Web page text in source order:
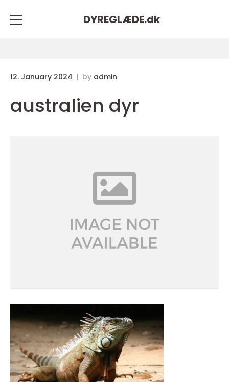
DYREGLÆDE.dk
12. January 2024 by admin
australien dyr